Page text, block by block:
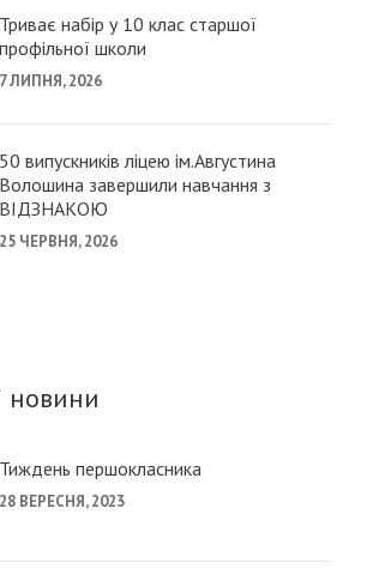
Триває набір у 10 клас старшої
профільної школи
7 ЛИПНЯ, 2026
50 випускників ліцею ім.Августина
Волошина завершили навчання з
ВІДЗНАКОЮ
25 ЧЕРВНЯ, 2026
новини
Тиждень першокласника
28 ВЕРЕСНЯ, 2023